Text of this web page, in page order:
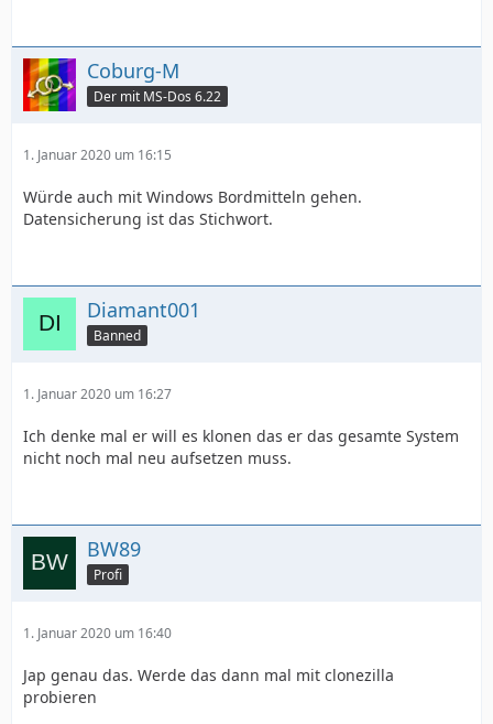
Coburg-M
Der mit MS-Dos 6.22
1. Januar 2020 um 16:15
Würde auch mit Windows Bordmitteln gehen.
Datensicherung ist das Stichwort.
Diamant001
Banned
1. Januar 2020 um 16:27
Ich denke mal er will es klonen das er das gesamte System
nicht noch mal neu aufsetzen muss.
BW89
Profi
1. Januar 2020 um 16:40
Jap genau das. Werde das dann mal mit clonezilla
probieren